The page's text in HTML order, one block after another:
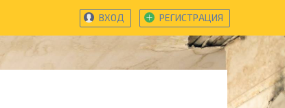
ВХОД РЕГИСТРАЦИЯ